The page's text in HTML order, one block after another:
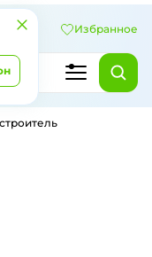
Избранное